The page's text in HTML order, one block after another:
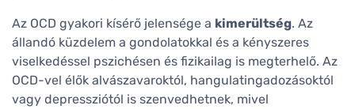
Az OCD gyakori kísérő jelensége a kimerültség. Az
állandó küzdelem a gondolatokkal és a kényszeres
viselkedéssel pszichésen és fizikailag is megterhelő. Az
OCD-vel élők alvászavaroktól, hangulatingadozásoktól
vagy depressziótól is szenvedhetnek, mivel